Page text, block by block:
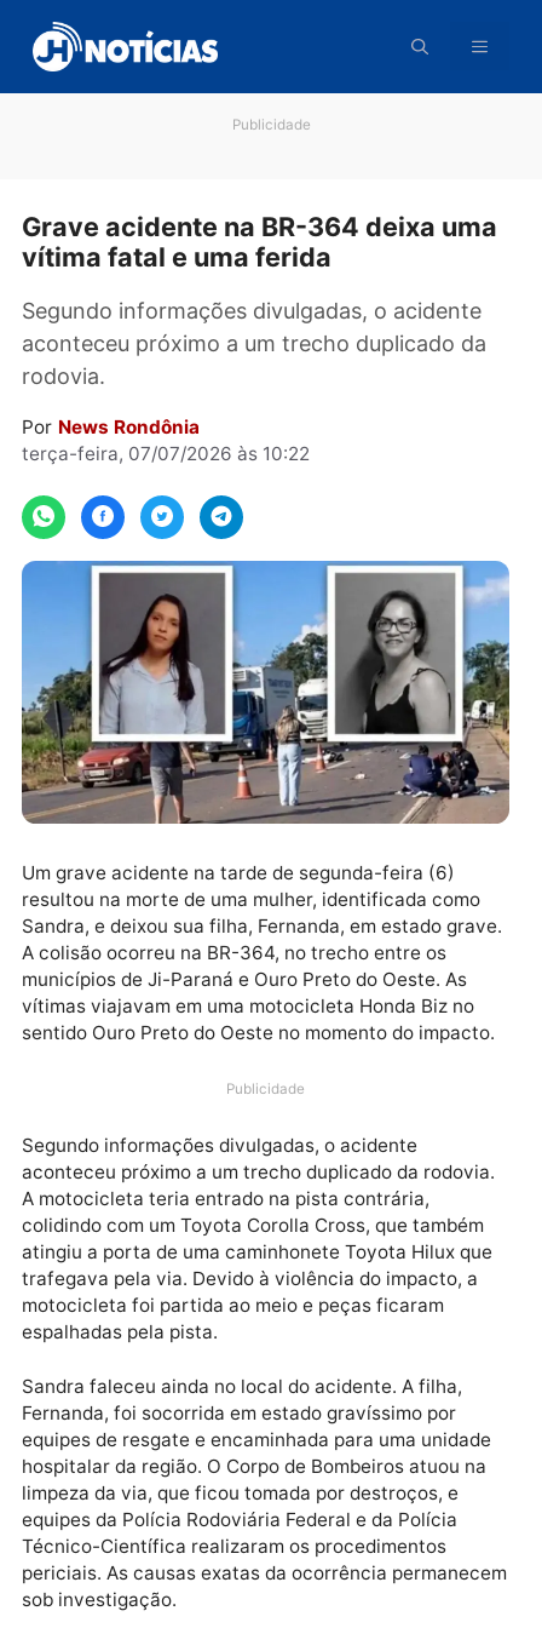
para
conteúdo
Grave acidente na BR-364 deixa
Segundo informações divulgadas, o acidente
aconteceu próximo a um trecho duplicado da
rodovia.
Por
terça-feira, 07/07/2026 às 10:22
Um grave acidente na tarde de segunda-feira (6)
resultou na morte de uma mulher, identificada como
Sandra, e deixou sua filha, Fernanda, em estado
municípios de Ji-Paraná e Ouro Preto do Oeste. As
sentido Ouro Preto do Oeste no momento do
Publicidade
Segundo informações divulgadas, o acidente
aconteceu próximo a um trecho duplicado da
A motocicleta teria entrado na pista contrária,
atingiu a porta de uma caminhonete Toyota Hilux
trafegava pela via. Devido à violência do impacto, a
motocicleta foi partida ao meio e peças ficaram
espalhadas pela pista.
Sandra faleceu ainda no local do acidente. A filha,
Fernanda, foi socorrida em estado gravíssimo por
equipes de resgate e encaminhada para uma